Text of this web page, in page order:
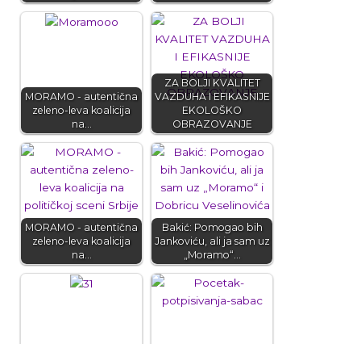
MORAMO - autentična
zeleno-leva koalicija
na…
ZA BOLJI KVALITET
VAZDUHA I EFIKASNIJE
EKOLOŠKO
OBRAZOVANJE
MORAMO - autentična
zeleno-leva koalicija
na…
Bakić: Pomogao bih
Jankoviću, ali ja sam uz
„Moramo“…